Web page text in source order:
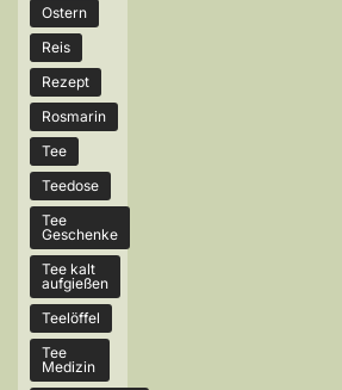
Ostern
Reis
Rezept
Rosmarin
Tee
Teedose
Tee
Geschenke
Tee kalt
aufgießen
Teelöffel
Tee
Medizin